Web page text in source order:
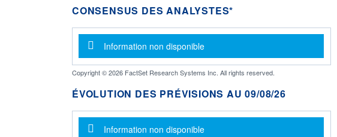
CONSENSUS DES ANALYSTES*
Message d'information
Information non disponible
Copyright © 2026 FactSet Research Systems Inc. All rights reserved.
ÉVOLUTION DES PRÉVISIONS AU 09/08/26
Message d'information
Information non disponible